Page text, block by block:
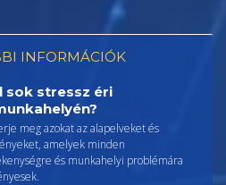
INFORMÁCIÓK
sok stressz éri
meg azokat az alapelveket és
amelyek minden
és munkahelyi problémára